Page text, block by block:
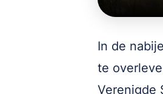
In de
te
Verenigde